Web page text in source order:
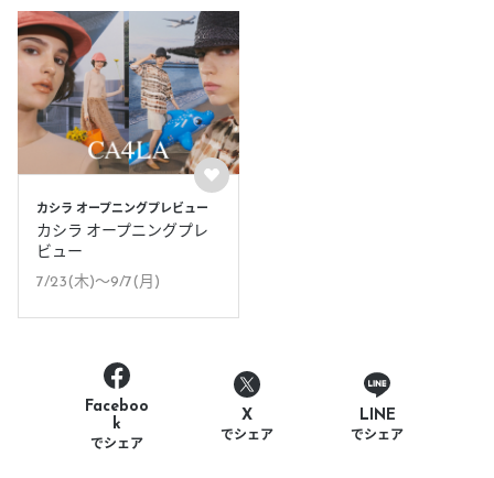
カシラ オープニングプレビュー
カシラ オープニングプレ
ビュー
7/23(木)〜9/7(月)
Faceboo
k
でシェア
X
でシェア
LINE
でシェア